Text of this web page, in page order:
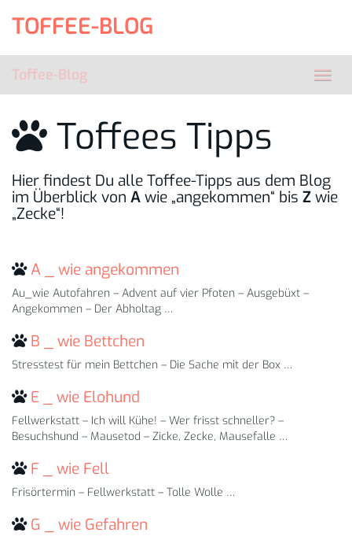
main
content
TOFFEE-BLOG
Toffee-Blog
Toffees Tipps
Hier findest Du alle Toffee-Tipps aus dem Blog
im Überblick von A wie „angekommen“ bis Z wie
„Zecke“!
A _ wie angekommen
Au_wie Autofahren – Advent auf vier Pfoten – Ausgebüxt –
Angekommen – Der Abholtag …
B _ wie Bettchen
Stresstest für mein Bettchen – Die Sache mit der Box …
E _ wie Elohund
Fellwerkstatt – Ich will Kühe! – Wer frisst schneller? –
Besuchshund – Mausetod – Zicke, Zecke, Mausefalle …
F _ wie Fell
Frisörtermin – Fellwerkstatt – Tolle Wolle …
G _ wie Gefahren